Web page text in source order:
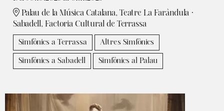
Palau de la Música Catalana, Teatre La Faràndula ·
Sabadell, Factoria Cultural de Terrassa
Simfònics a Terrassa Altres Simfònics
Simfònics a Sabadell Simfònics al Palau